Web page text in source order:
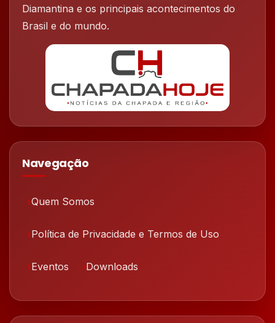
Diamantina e os principais acontecimentos do
Brasil e do mundo.
Navegação
Quem Somos
Política de Privacidade e Termos de Uso
Eventos Downloads